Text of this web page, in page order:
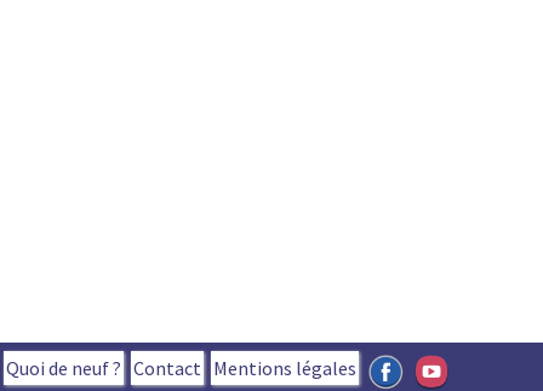
Quoi de neuf ? Contact Mentions légales